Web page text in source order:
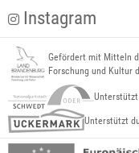
Instagram
Gefördert mit Mitteln
Forschung und Kultur
Unterstützt